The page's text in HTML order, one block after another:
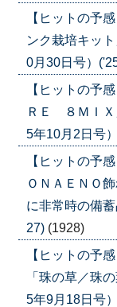
【ヒットの予
ンク栽培キッ
0月30日号）
【ヒットの予
ＲＥ ８ＭＩ
5年10月2日号
【ヒットの予
ＯＮＡＥＮＯ
に非常時の備
27) (1928)
【ヒットの予
「珠の草／珠
5年9月18日号